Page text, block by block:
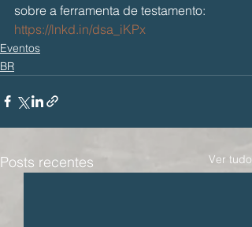
sobre a ferramenta de testamento:
https://lnkd.in/dsa_iKPx
Eventos
BR
Posts recentes Ver tudo